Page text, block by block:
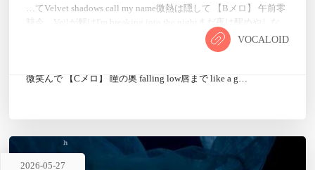
VOCALOID
…てVelvet shadows call my name微熱は隠して 【Bメロ】 午前零
時今、Veilが解けI'm breaking into the nightまだ夜は醒めやしな
いさあ、誰も彼も焦がれるままで「私を見て。」 【サビ】 Ring
my name 響かせるわ今から watch me riseBloom it now咲き誇れば
微笑んで 【Cメロ】 瞳の奥 falling low唇まで like a g…
2026-05-27